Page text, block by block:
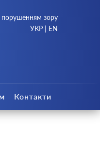
зору
УКР | EN
Контакти